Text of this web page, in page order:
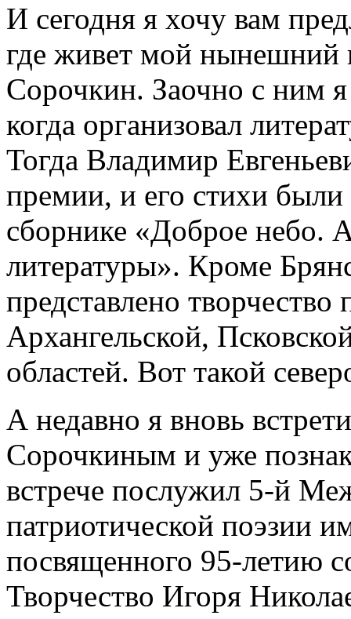
И сегодня я хочу вам
где живет мой нынешний
Сорочкин. Заочно с ним
когда организовал
Тогда Владимир
премии, и его стихи
сборнике «Доброе небо.
литературы». Кроме
представлено творчество
Архангельской,
областей. Вот такой
А недавно я вновь
Сорочкиным и уже
встрече послужил 5-й
патриотической поэзии
посвященного 95-летию
Творчество Игоря